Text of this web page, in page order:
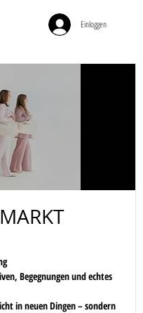
Einloggen
Begegnungen und echtes
in neuen Dingen – sondern